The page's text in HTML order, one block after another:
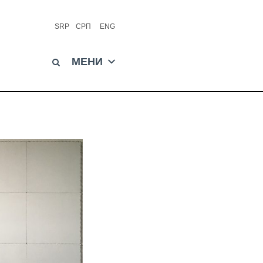
МЕНИ
ENG
СРП
SRP